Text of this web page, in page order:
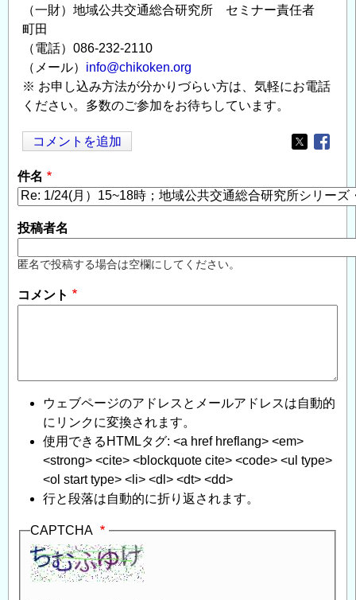
（一財）地域公共交通総合研究所 セミナー責任者
町田
（電話）086-232-2110
（メール） info@chikoken.org
※ お申し込み方法が分かりづらい方は、気軽にお電話
ください。多数のご参加をお待ちしています。
コメントを追加
Opens in
件名
投稿者名
匿名で投稿する場合は空欄にしてください。
コメント
ウェブページのアドレスとメールアドレスは自動的
にリンクに変換されます。
使用できるHTMLタグ: <a href hreflang> <em>
<strong> <cite> <blockquote cite> <code> <ul type>
<ol start type> <li> <dl> <dt> <dd>
行と段落は自動的に折り返されます。
CAPTCHA